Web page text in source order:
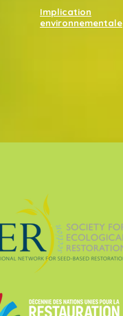
Implication
environnementale